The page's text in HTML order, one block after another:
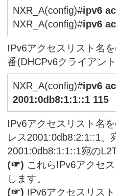
NXR_A(config)#ipv6
NXR_A(config)#ipv6
IPv6アクセスリスト名
番(DHCPv6クライアン
NXR_A(config)#ipv6
2001:0db8:1:1::1 115
IPv6アクセスリスト名
レス2001:0db8:2:1::1、
2001:0db8:1:1::1宛の
(☞) これらIPv6アクセ
します。
(☞) IPv6アクセスリス